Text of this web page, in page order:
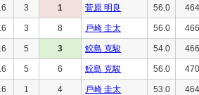
3 1 菅原 明良 56.0 464
3 8 戸崎 圭太 56.0 466
5 3 鮫島 克駿 54.0 466
5 6 鮫島 克駿 56.0 470
1 4 戸崎 圭太 53.0 464